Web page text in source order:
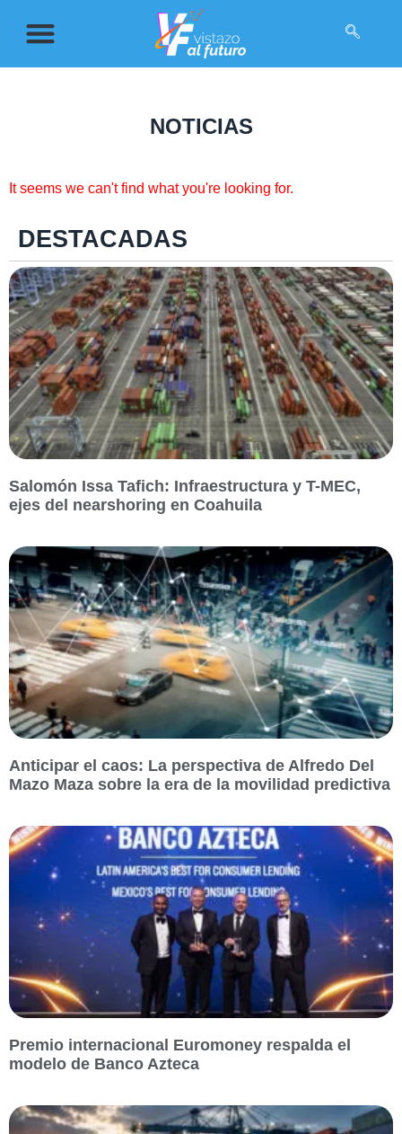
NOTICIAS
It seems we can't find what you're looking for.
DESTACADAS
Salomón Issa Tafich: Infraestructura y T-MEC,
ejes del nearshoring en Coahuila
Anticipar el caos: La perspectiva de Alfredo Del
Mazo Maza sobre la era de la movilidad predictiva
Premio internacional Euromoney respalda el
modelo de Banco Azteca